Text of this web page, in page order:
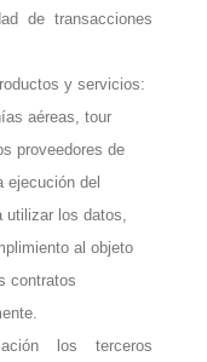
de transacciones
y servicios:
aéreas, tour
proveedores de
ejecución del
utilizar los datos,
al objeto
contratos
los terceros